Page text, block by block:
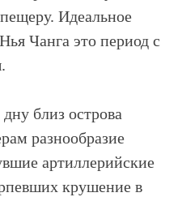
Идеальное
Чанга это период с
близ острова
разнообразие
артиллерийские
крушение в